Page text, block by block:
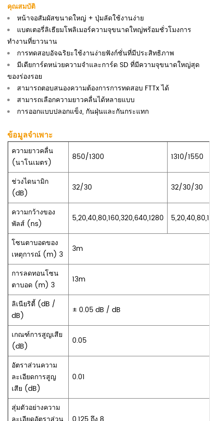
คุณสมบัติ
หน้าจอสัมผัสขนาดใหญ่ + ปุ่มลัดใช้งานง่าย
แบตเตอรี่ลิเธียมโพลิเมอร์ความจุขนาดใหญ่พร้อมชั่วโมงการ
ทำงานที่ยาวนาน
การทดสอบอัจฉริยะใช้งานง่ายฟังก์ชั่นที่มีประสิทธิภาพ
มีเดียการ์ดหน่วยความจำและการ์ด SD ที่มีความจุขนาดใหญ่สุด
ของร่องรอย
สามารถตอบสนองความต้องการการทดสอบ FTTx ได้
สามารถเลือกความยาวคลื่นได้หลายแบบ
การออกแบบปลอกแข็ง, กันฝุ่นและกันกระแทก
ข้อมูลจำเพาะ
ความยาวคลื่น
(นาโนเมตร)
850/1300 1310/1550
ช่วงไดนามิก
(dB)
32/30 32/30/30
ความกว้างของ
พัลส์ (ns)
5,20,40,80,160,320,640,1280
โซนตาบอดของ
เหตุการณ์ (m) 3
3m
การลดทอนโซน
ตาบอด (m) 3
13m
ลิเนียริตี้ (dB /
dB)
± 0.05 dB / dB
เกณฑ์การสูญเสีย
(dB)
0.05
อัตราส่วนความ
ละเอียดการสูญ
เสีย (dB)
0.01
สุ่มตัวอย่างความ